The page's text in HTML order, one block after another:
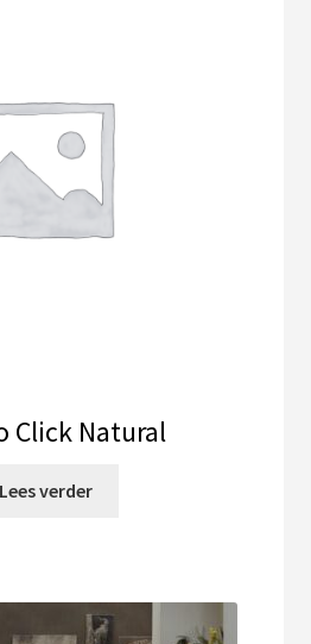
Click Natural
Lees verder